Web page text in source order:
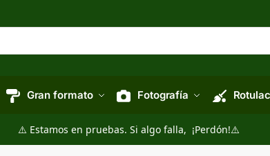
Gran formato Fotografía
⚠️ Estamos en pruebas. Si algo falla, ¡Perdón!⚠️